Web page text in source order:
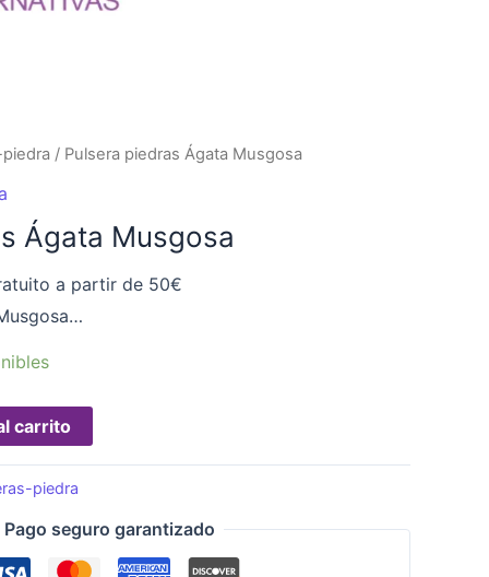
/ Pulsera piedras Ágata Musgosa
Ágata Musgosa
a partir de 50€
carrito
piedra
Pago seguro garantizado